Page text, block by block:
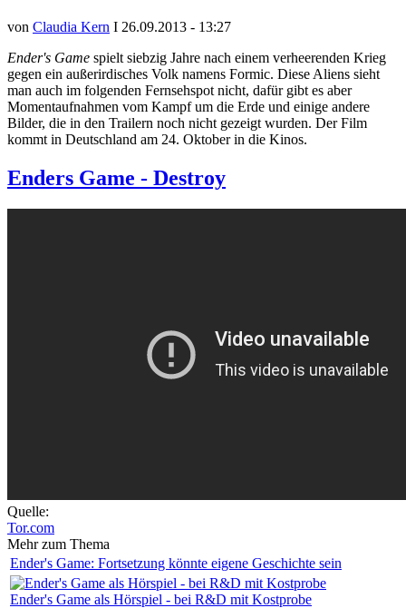
von Claudia Kern I 26.09.2013 - 13:27
Ender's Game spielt siebzig Jahre nach einem verheerenden Krieg
gegen ein außerirdisches Volk namens Formic. Diese Aliens sieht
man auch im folgenden Fernsehspot nicht, dafür gibt es aber
Momentaufnahmen vom Kampf um die Erde und einige andere
Bilder, die in den Trailern noch nicht gezeigt wurden. Der Film
kommt in Deutschland am 24. Oktober in die Kinos.
Enders Game - Destroy
Quelle:
Tor.com
Mehr zum Thema
Ender's Game: Fortsetzung könnte eigene Geschichte sein
Ender's Game als Hörspiel - bei R&D mit Kostprobe